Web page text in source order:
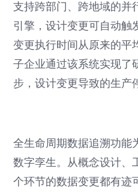
支持跨部门、跨地域的并
引擎，设计变更可自动触
变更执行时间从原来的平
子企业通过该系统实现了
步，设计变更导致的生产
全生命周期数据追溯功能
数字孪生。从概念设计、
个环节的数据变更都有迹